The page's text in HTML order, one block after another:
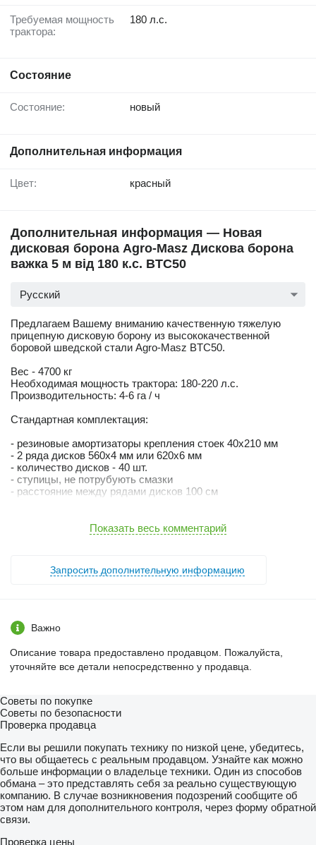
Требуемая мощность
трактора:
180 л.с.
Состояние
Состояние: новый
Дополнительная информация
Цвет: красный
Дополнительная информация — Новая
дисковая борона Agro-Masz Дискова борона
важка 5 м від 180 к.с. BTC50
Русский
Предлагаем Вашему вниманию качественную тяжелую
прицепную дисковую борону из высококачественной
боровой шведской стали Agro-Masz BTC50.
Вес - 4700 кг
Необходимая мощность трактора: 180-220 л.с.
Производительность: 4-6 га / ч
Стандартная комплектация:
- резиновые амортизаторы крепления стоек 40х210 мм
- 2 ряда дисков 560х4 мм или 620х6 мм
- количество дисков - 40 шт.
- ступицы, не потрубують смазки
- расстояние между рядами дисков 100 см
- гидравлическая регулировка заглубления
- выравнивающая планка (crushboard)
- освещение
Цены на минимальные комплектации БЕЗ прикатывающие
катки:
BTC50H з 620 дисками - 29500 Євро (в перерахунку в грн)
Ціни на прикатуючі катки:
- трубчастий каток 600 мм - 2800 Євро
- гумовий каток 560 мм - 7250 Євро
- кільцевий каток 600 мм (без чистика) - 5800 Євро
Показать весь комментарий
Запросить дополнительную информацию
Важно
Описание товара предоставлено продавцом. Пожалуйста,
уточняйте все детали непосредственно у продавца.
Советы по покупке
Советы по безопасности
Проверка продавца
Если вы решили покупать технику по низкой цене, убедитесь,
что вы общаетесь с реальным продавцом. Узнайте как можно
больше информации о владельце техники. Один из способов
обмана – это представлять себя за реально существующую
компанию. В случае возникновения подозрений сообщите об
этом нам для дополнительного контроля, через форму обратной
связи.
Проверка цены